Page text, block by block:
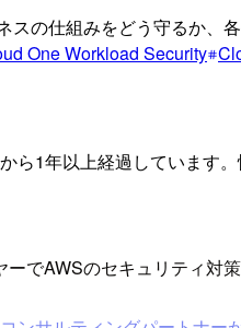
スの仕組みをどう守るか、
One Workload Security
ら1年以上経過しています
でAWSのセキュリティ対